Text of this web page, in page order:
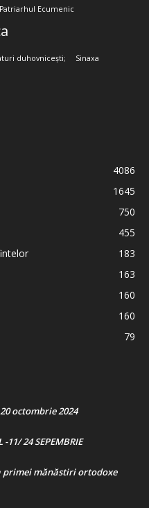
Patriarhul Ecumenic
duhovnicești; Sinaxa
4086
1645
750
455
183
163
160
160
79
octombrie 2024
11/ 24 SEPEMBRIE
primei mănăstiri ortodoxe